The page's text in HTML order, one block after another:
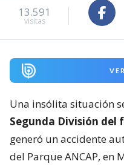
13.591
visitas
Una insólita situación
Segunda División del
generó un accidente
del Parque ANCAP, en